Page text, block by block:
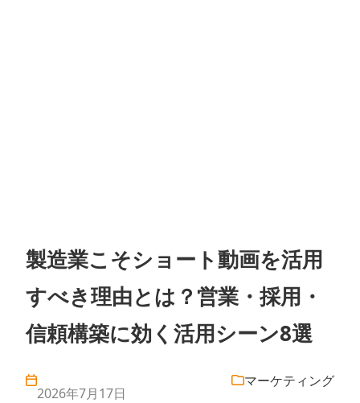
製造業こそショート動画を活用
すべき理由とは？営業・採用・
信頼構築に効く活用シーン8選
2026年7月17日
マーケティング